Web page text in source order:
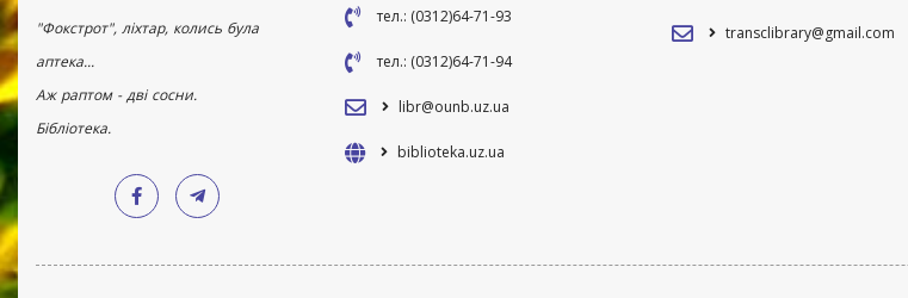
"Фокстрот", ліхтар, колись була
аптека...
Аж раптом - дві сосни.
Бібліотека.
тел.: (0312)64-71-93
тел.: (0312)64-71-94
libr@ounb.uz.ua
biblioteka.uz.ua
transclibrary@gmail.com